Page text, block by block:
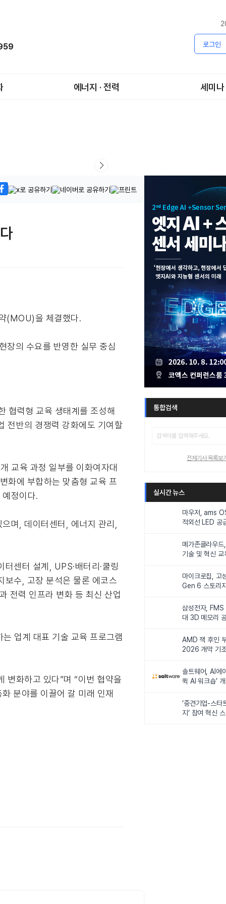
로그인
에너지 · 전력 세미나
(MOU)을 체결했다.
장의 수요를 반영한 실무 중심
협력형 교육 생태계를 조성해
전반의 경쟁력 강화에도 기여할
교육 과정 일부를 이화여자대
화에 부합하는 맞춤형 교육 프
정이다.
며, 데이터센터, 에너지 관리,
센터 설계, UPS·배터리·쿨링
보수, 고장 분석은 물론 에코스
전력 인프라 변화 등 최신 산업
업계 대표 기술 교육 프로그램
변화하고 있다”며 “이번 협약을
분야를 이끌어 갈 미래 인재
통합검색
전체기사 목록보
실시간 뉴스
마우저, ams
적외선 LED 공
메가존클라우드
기술 및 혁신
마이크로칩, 고
Gen 6 스토리
삼성전자,
대 3D 메모리
AMD 잭 후인
2026 개막 기
솔트웨어, AI에
퀵 AI 워크숍’
‘중견기업-스타
지’ 참여 혁신